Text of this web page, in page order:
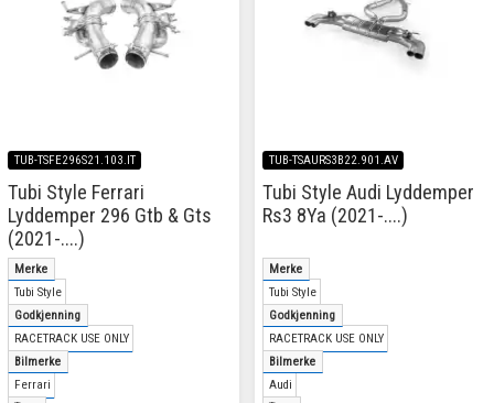
TUB-TSFE296S21.103.IT
Tubi Style Ferrari
Lyddemper 296 Gtb & Gts
(2021-....)
Merke
Tubi Style
Godkjenning
RACETRACK USE ONLY
Bilmerke
Ferrari
TUB-TSAURS3B22.901.AV
Tubi Style Audi Lyddemper
Rs3 8Ya (2021-....)
Merke
Tubi Style
Godkjenning
RACETRACK USE ONLY
Bilmerke
Audi